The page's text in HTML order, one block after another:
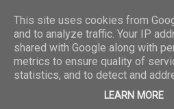
This site uses cookies from
and to analyze traffic. Your IP
shared with Google along with
metrics to ensure quality of
statistics, and to detect and
LEARN MORE